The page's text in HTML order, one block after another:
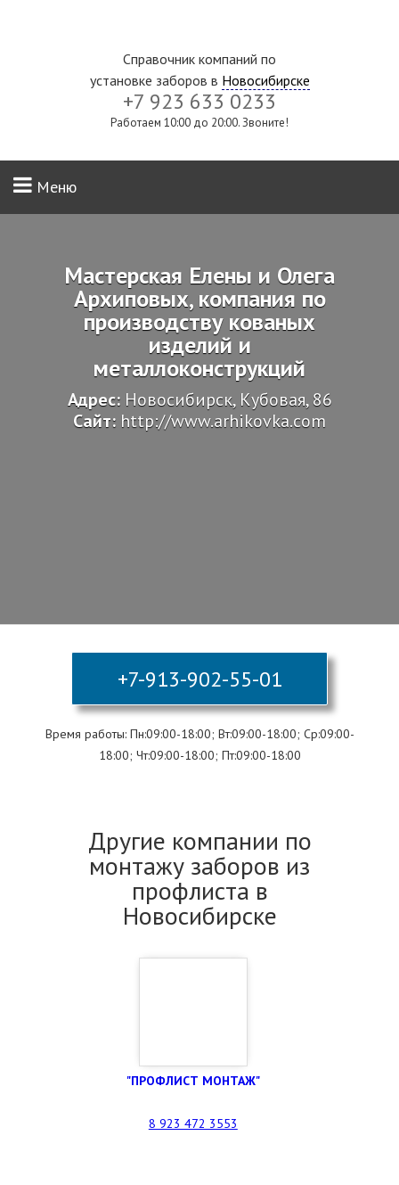
Справочник компаний по
установке заборов в Новосибирске
+7 923 633 0233
Работаем 10:00 до 20:00. Звоните!
Меню
Мастерская Елены и Олега
Архиповых, компания по
производству кованых
изделий и
металлоконструкций
Адрес: Новосибирск, Кубовая, 86
Сайт: http://www.arhikovka.com
+7-913-902-55-01
Время работы: Пн:09:00-18:00; Вт:09:00-18:00; Ср:09:00-
18:00; Чт:09:00-18:00; Пт:09:00-18:00
Другие компании по
монтажу заборов из
профлиста в
Новосибирске
"ПРОФЛИСТ МОНТАЖ"
8 923 472 3553